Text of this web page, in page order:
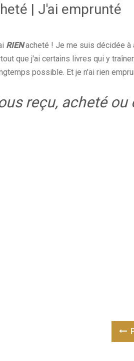
| J'ai emprunté
RIENacheté ! Je me suis décidée à
que j'ai certains livres qui y
possible. Et je n'ai rien
reçu, acheté ou